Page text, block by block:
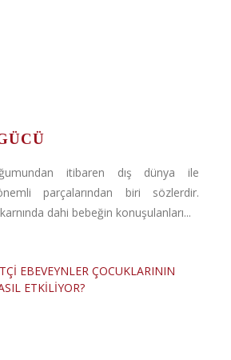
itibaren dış dünya ile
parçalarından biri sözlerdir.
dahi bebeğin konuşulanları...